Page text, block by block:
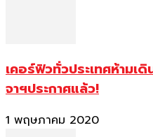
เคอร์ฟิวทั่วประเทศห้ามเ
จาฯประกาศแล้ว!
1 พฤษภาคม 2020